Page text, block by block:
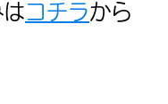
コチラから